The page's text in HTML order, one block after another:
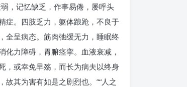
，记忆缺乏，作事易倦，屡呼头
症。四肢乏力，躯体踉跄，不良于
全呈病态。筋肉弛缓无力，睡眠终
力障碍，胃腑痉挛。血液衰减，
，或幸免早殇，而长为病夫以终身
其为害有如是之剧烈也。”“人之